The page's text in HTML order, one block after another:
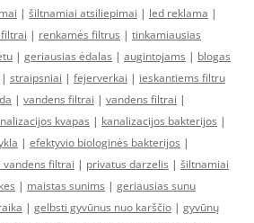
| šiltnamiai atsiliepimai | led reklama |
| renkamės filtrus | tinkamiausias
| geriausias ėdalas | augintojams | blogas
| straipsniai | fejerverkai | ieskantiems filtru
| vandens filtrai | vandens filtrai |
kvapas | kanalizacijos bakterijos |
| efektyvio biologinės bakterijos |
vandens filtrai | privatus darzelis | šiltnamiai
| maistas sunims | geriausias sunu
| gelbsti gyvūnus nuo karščio | gyvūnų